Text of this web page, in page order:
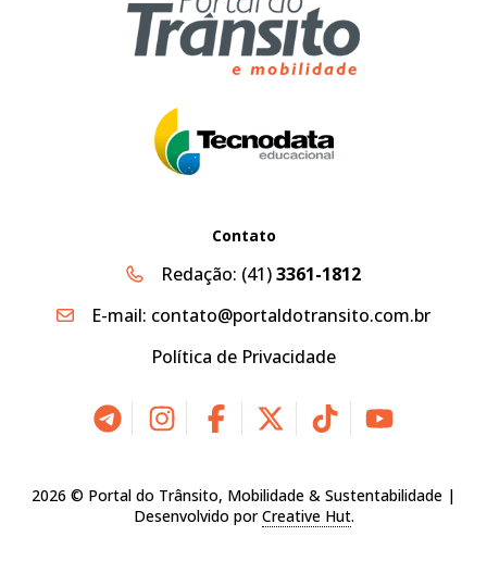
Contato
Redação: (41)3361-1812
E-mail: contato@portaldotransito.com.br
Política de Privacidade
2026 © Portal do Trânsito, Mobilidade & Sustentabilidade |
Desenvolvido porCreative Hut.